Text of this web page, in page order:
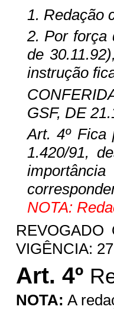
1. Redação
2. Por força
de
instrução
GSF, DE
Art. 4º Fica
1.420/91,
NOTA:
VIGÊNCIA:
Art. 4º
NOTA: A